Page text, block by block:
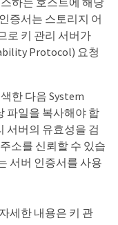
증서는 스토리지 어
로 키 관리 서버가
Protocol) 요청
한 다음 System
파일을 복사해야 합
서버의 유효성을 검
소를 신뢰할 수 있습
서버 인증서를 사용
세한 내용은 키 관